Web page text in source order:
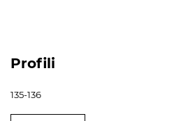
Profili
135-136